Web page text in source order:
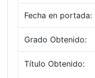
Fecha en portada:
Grado Obtenido:
Título Obtenido: